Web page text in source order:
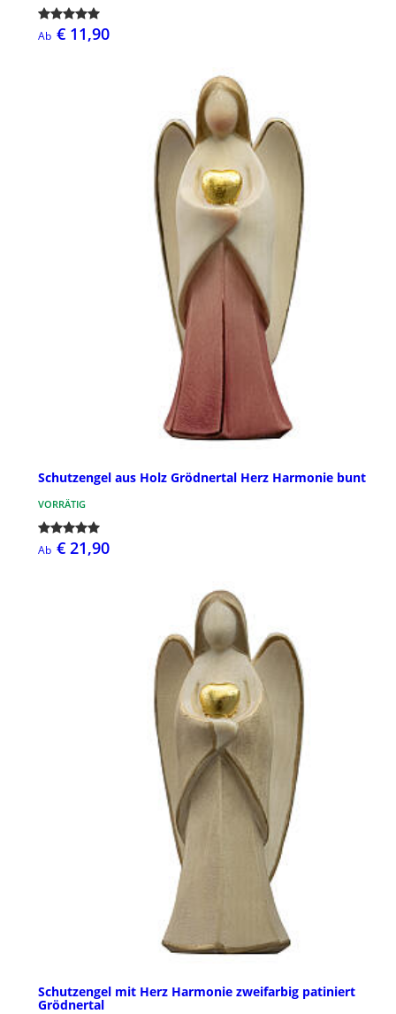
Ab € 11,90
Schutzengel aus Holz Grödnertal Herz Harmonie bunt
VORRÄTIG
Ab € 21,90
Schutzengel mit Herz Harmonie zweifarbig patiniert
Grödnertal